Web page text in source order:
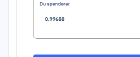
Du spenderar